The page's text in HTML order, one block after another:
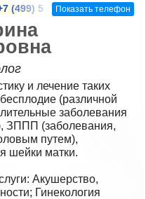
(499) 5 Показать телефон
и лечение таких
(различной
заболевания
ЗППП (заболевания,
путем),
шейки матки.
Акушерство,
Гинекология